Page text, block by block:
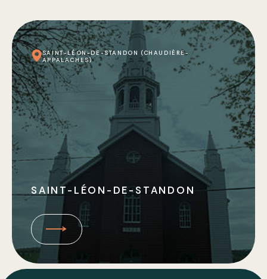
SAINT-LÉON-DE-STANDON (CHAUDIÈRE-
APPALACHES)
SAINT-LÉON-DE-STANDON